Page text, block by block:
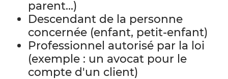
parent...)
Descendant de la personne
concernée (enfant, petit-enfant)
Professionnel autorisé par la loi
(exemple : un avocat pour le
compte d'un client)